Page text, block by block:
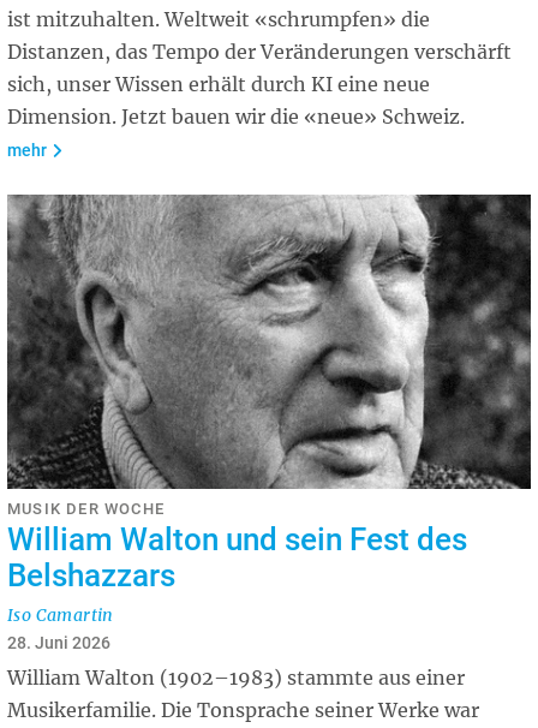
ist mitzuhalten. Weltweit «schrumpfen» die
Distanzen, das Tempo der Veränderungen verschärft
sich, unser Wissen erhält durch KI eine neue
Dimension. Jetzt bauen wir die «neue» Schweiz.
mehr
MUSIK DER WOCHE
William Walton und sein Fest des
Belshazzars
Iso Camartin
28. Juni 2026
William Walton (1902–1983) stammte aus einer
Musikerfamilie. Die Tonsprache seiner Werke war